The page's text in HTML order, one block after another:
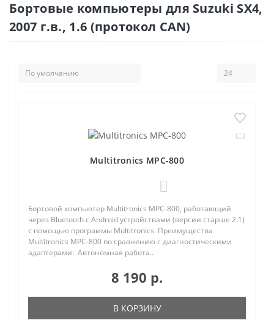
Бортовые компьютеры для Suzuki SX4,
2007 г.в., 1.6 (протокол CAN)
Multitronics MPC-800
Бортовой компьютер Multitronics MPC-800, работающий
через Bluetooth с Android устройствами (версии старше 2.1)
с помощью программы Multitronics. Преимущества
Multitronics MPC-800 по сравнению с диагностическими
адаптерами: Автономная работа..
8 190 р.
В КОРЗИНУ